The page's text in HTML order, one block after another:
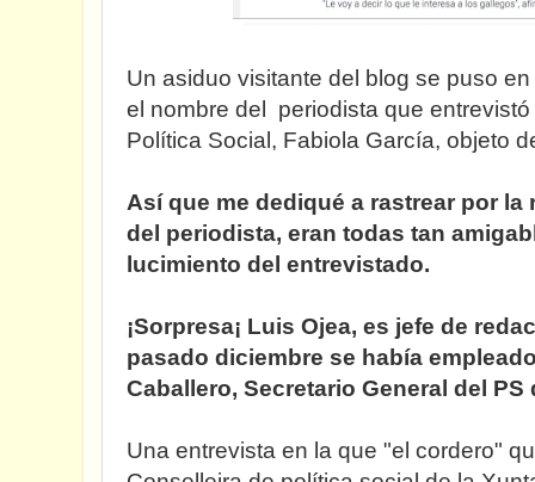
Un asiduo visitante del blog se puso
el nombre del periodista que
Política Social, Fabiola García, objeto
Así que me dediqué a rastrear por
del periodista, eran todas tan
lucimiento del entrevistado.
¡Sorpresa¡ Luis Ojea, es jefe de
pasado diciembre se había
Caballero, Secretario General del PS
Una entrevista en la que "el cordero"